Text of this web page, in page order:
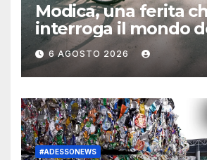
Modica, una ferita
interroga il mondo
disabilità
6 AGOSTO 2026
#ADESSONEWS